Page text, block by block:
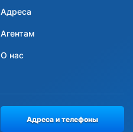
Адреса
Агентам
О нас
Адреса и телефоны